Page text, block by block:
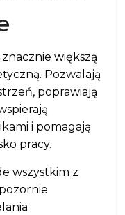
większą
Pozwalają
poprawiają
i pomagają
pracy.
wszystkim z